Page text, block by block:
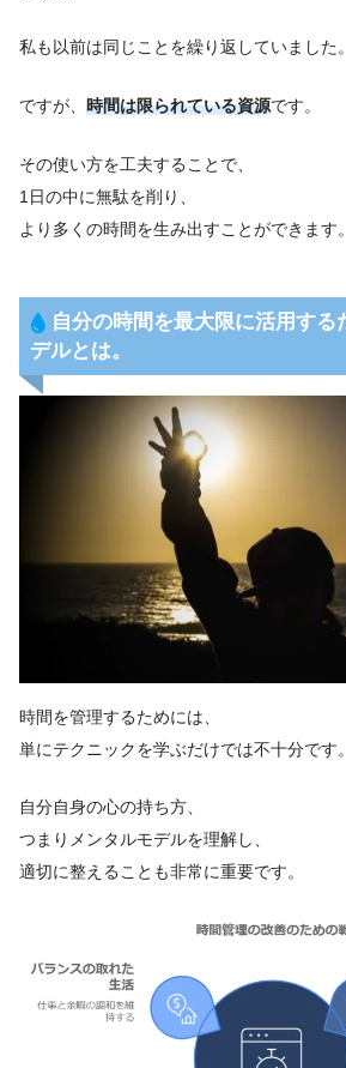
私も以前は同じことを繰り返していました。
ですが、 時間は限られている資源です。
その使い方を工夫することで、
1日の中に無駄を削り、
より多くの時間を生み出すことができます。
自分の時間を最大限に活用する
デルとは。
時間を管理するためには、
単にテクニックを学ぶだけでは不十分です。
自分自身の心の持ち方、
つまりメンタルモデルを理解し、
適切に整えることも非常に重要です。